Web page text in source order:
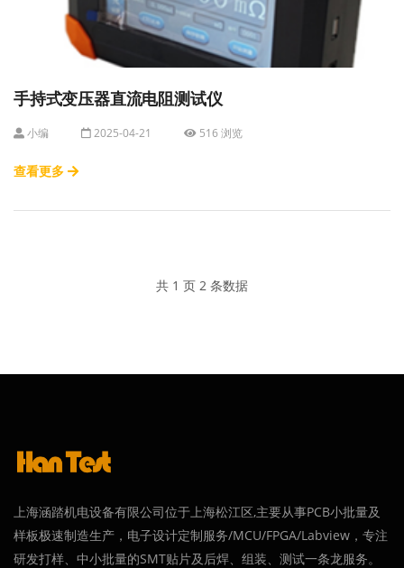
手持式变压器直流电阻测试仪
小编 2025-04-21 516 浏览
查看更多
共 1 页 2 条数据
上海涵踏机电设备有限公司位于上海松江区,主要从事PCB小批量及
样板极速制造生产，电子设计定制服务/MCU/FPGA/Labview，专注
研发打样、中小批量的SMT贴片及后焊、组装、测试一条龙服务。